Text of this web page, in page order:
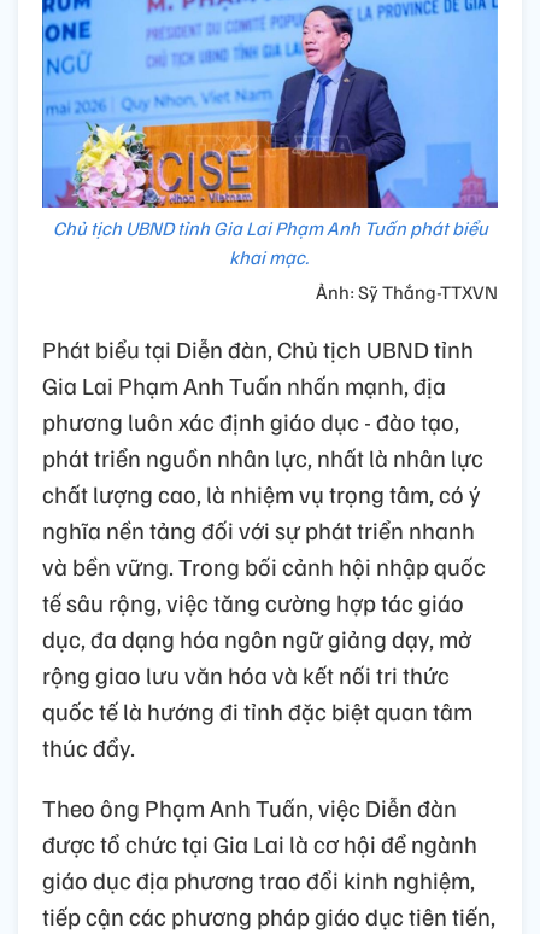
Chủ tịch UBND tỉnh Gia Lai Phạm Anh Tuấn phát biểu
khai mạc.
Ảnh: Sỹ Thắng-TTXVN
Phát biểu tại Diễn đàn, Chủ tịch UBND tỉnh
Gia Lai Phạm Anh Tuấn nhấn mạnh, địa
phương luôn xác định giáo dục - đào tạo,
phát triển nguồn nhân lực, nhất là nhân lực
chất lượng cao, là nhiệm vụ trọng tâm, có ý
nghĩa nền tảng đối với sự phát triển nhanh
và bền vững. Trong bối cảnh hội nhập quốc
tế sâu rộng, việc tăng cường hợp tác giáo
dục, đa dạng hóa ngôn ngữ giảng dạy, mở
rộng giao lưu văn hóa và kết nối tri thức
quốc tế là hướng đi tỉnh đặc biệt quan tâm
thúc đẩy.
Theo ông Phạm Anh Tuấn, việc Diễn đàn
được tổ chức tại Gia Lai là cơ hội để ngành
giáo dục địa phương trao đổi kinh nghiệm,
tiếp cận các phương pháp giáo dục tiên tiến,